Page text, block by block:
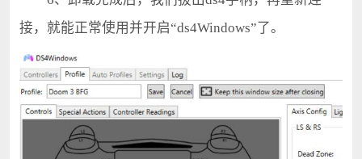
接，就能正常使用并开启“ds4Windows”了。